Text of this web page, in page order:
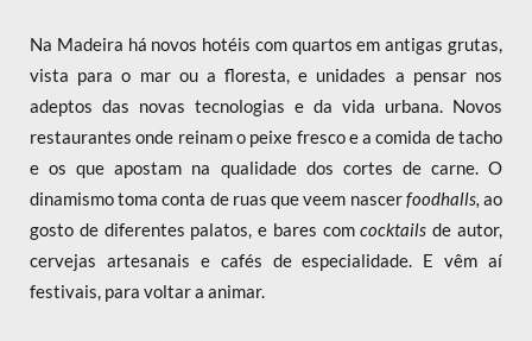
Na Madeira há novos hotéis com quartos em antigas grutas,
vista para o mar ou a floresta, e unidades a pensar nos
adeptos das novas tecnologias e da vida urbana. Novos
restaurantes onde reinam o peixe fresco e a comida de tacho
e os que apostam na qualidade dos cortes de carne. O
dinamismo toma conta de ruas que veem nascerfoodhalls,ao
gosto de diferentes palatos, e bares comcocktails de autor,
cervejas artesanais e cafés de especialidade. E vêm aí
festivais, para voltar a animar.